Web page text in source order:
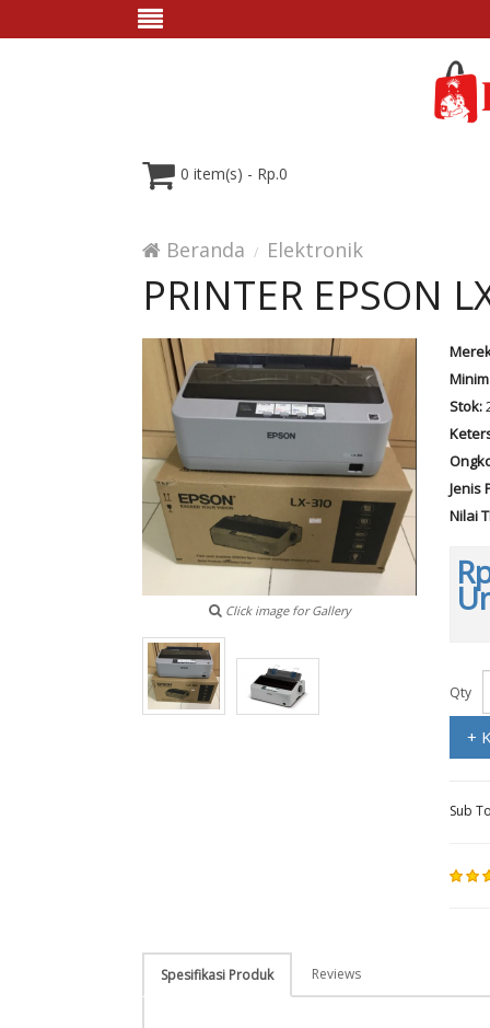
0 item(s) - Rp.0
Beranda Elektronik
PRINTER EPSON
Click image for Gallery
Stok:
Jenis
Nilai
Qty
+
Sub
Spesifikasi Produk Reviews